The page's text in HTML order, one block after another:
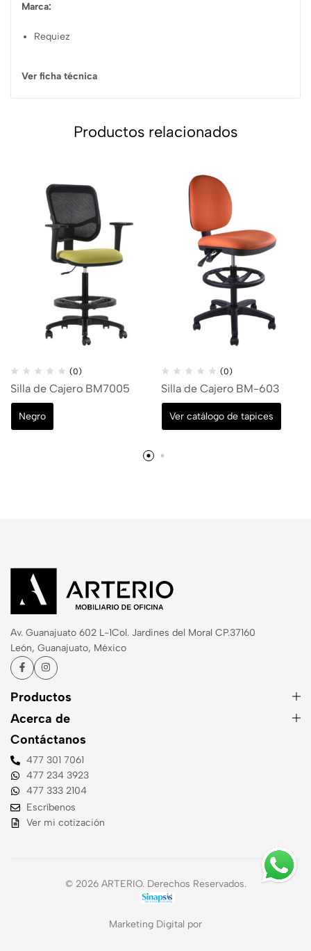
Marca:
Requiez
Ver ficha técnica
Productos relacionados
(0)
Silla de Cajero BM7005
Negro
(0)
Silla de Cajero BM-603
Ver catálogo de tapices
Av. Guanajuato 602 L-1Col. Jardines del Moral CP.37160
León, Guanajuato, México
Productos
Acerca de
Contáctanos
477 301 7061
477 234 3923
477 333 2104
Escríbenos
Ver mi cotización
© 2026 ARTERIO. Derechos Reservados.
Marketing Digital por